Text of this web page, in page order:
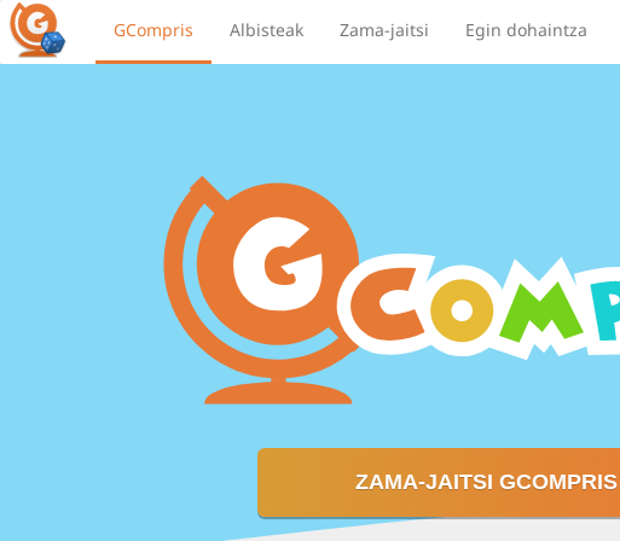
GCompris Albisteak Zama-jaitsi Egin dohaintza
ZAMA-JAITSI GCOMPRIS